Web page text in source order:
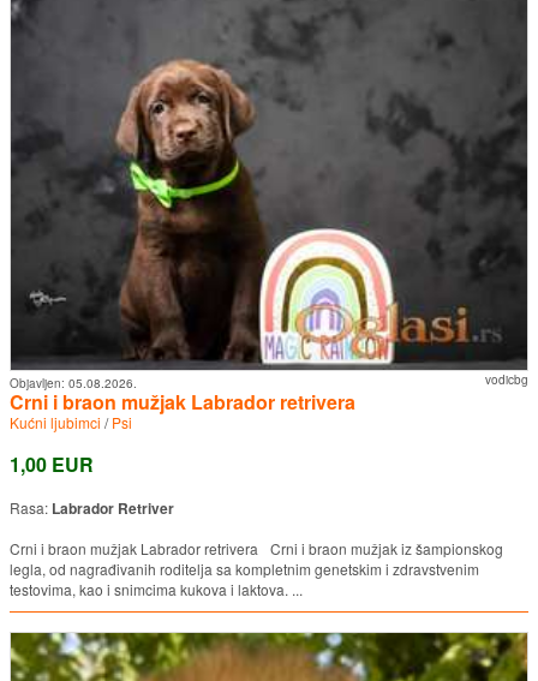
vodicbg
Objavljen: 05.08.2026.
Crni i braon mužjak Labrador retrivera
Kućni ljubimci /Psi
1,00 EUR
Rasa: Labrador Retriver
Crni i braon mužjak Labrador retrivera Crni i braon mužjak iz šampionskog
legla, od nagrađivanih roditelja sa kompletnim genetskim i zdravstvenim
testovima, kao i snimcima kukova i laktova. ...